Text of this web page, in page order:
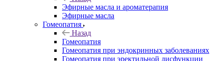
Эфирные масла и ароматерапия
Эфирные масла
Гомеопатия
Назад
Гомеопатия
Гомеопатия при эндокринных заболеваниях
Гомеопатия при эректильной дисфункции